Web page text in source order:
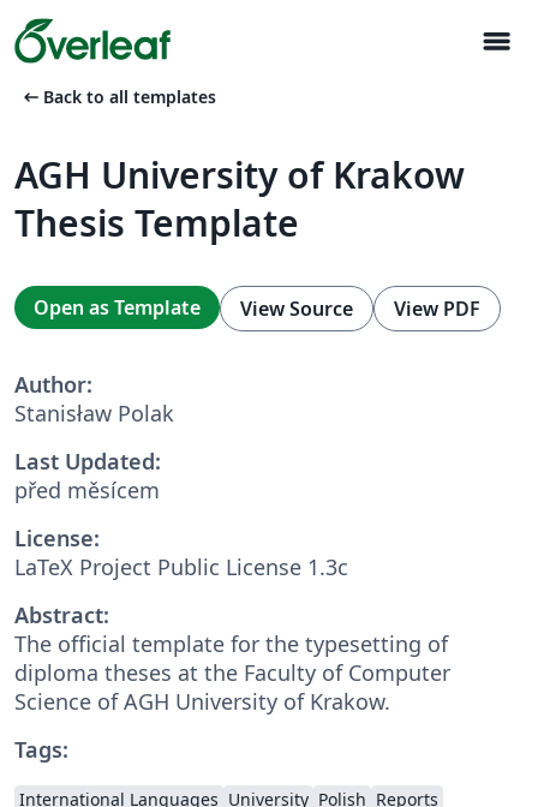
menu
arrow_left_alt Back to all templates
AGH University of Krakow
Thesis Template
Open as Template View Source View PDF
Author:
Stanisław Polak
Last Updated:
před měsícem
License:
LaTeX Project Public License 1.3c
Abstract:
The official template for the typesetting of
diploma theses at the Faculty of Computer
Science of AGH University of Krakow.
Tags:
International Languages University Polish Reports